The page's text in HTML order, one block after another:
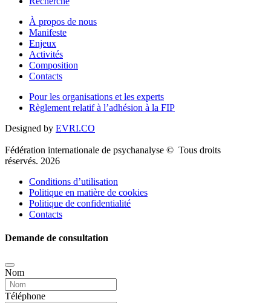
À propos de nous
Manifeste
Enjeux
Activités
Composition
Contacts
Pour les organisations et les experts
Règlement relatif à l’adhésion à la FIP
Designed by EVRI.CO
Fédération internationale de psychanalyse © Tous droits
réservés. 2026
Conditions d’utilisation
Politique en matière de cookies
Politique de confidentialité
Contacts
Demande de consultation
Nom
Téléphone